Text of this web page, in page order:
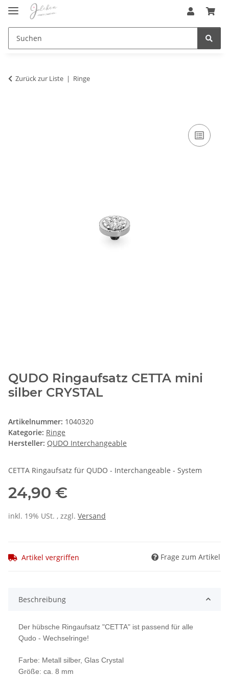
Zurück zur Liste Ringe
QUDO Ringaufsatz CETTA mini
silber CRYSTAL
Artikelnummer: 1040320
Kategorie: Ringe
Hersteller: QUDO Interchangeable
CETTA Ringaufsatz für QUDO - Interchangeable - System
24,90 €
inkl. 19% USt. , zzgl. Versand
Artikel vergriffen Frage zum Artikel
Beschreibung
Der hübsche Ringaufsatz "CETTA" ist passend für alle
Qudo - Wechselringe!
Farbe: Metall silber, Glas Crystal
Größe: ca. 8 mm